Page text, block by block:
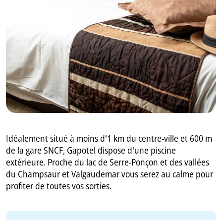
Idéalement situé à moins d'1 km du centre-ville et 600 m
de la gare SNCF, Gapotel dispose d'une piscine
extérieure. Proche du lac de Serre-Ponçon et des vallées
du Champsaur et Valgaudemar vous serez au calme pour
profiter de toutes vos sorties.